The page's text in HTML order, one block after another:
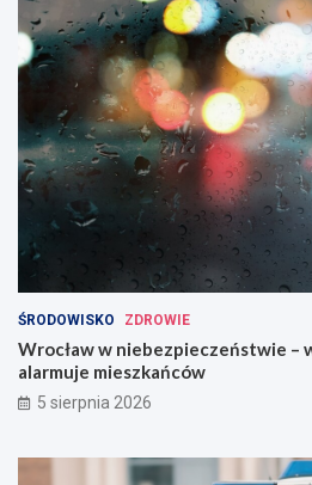
ŚRODOWISKO ZDROWIE
Wrocław w niebezpieczeństwie –
alarmuje mieszkańców
5 sierpnia 2026